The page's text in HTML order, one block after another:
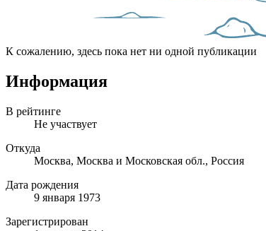
К сожалению, здесь пока нет ни одной публикации
Информация
В рейтинге
Не участвует
Откуда
Москва, Москва и Московская обл., Россия
Дата рождения
9 января 1973
Зарегистрирован